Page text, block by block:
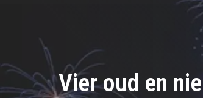
Vier oud en